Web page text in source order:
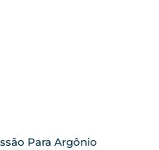
Para Argônio